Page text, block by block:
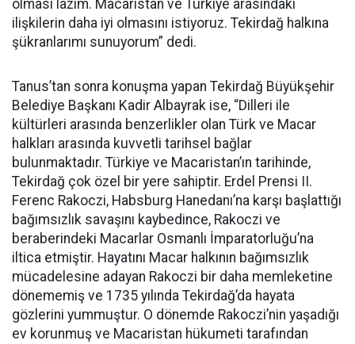
olması lazım. Macaristan ve Türkiye arasındaki
ilişkilerin daha iyi olmasını istiyoruz. Tekirdağ halkına
şükranlarımı sunuyorum” dedi.
Tanus’tan sonra konuşma yapan Tekirdağ Büyükşehir
Belediye Başkanı Kadir Albayrak ise, “Dilleri ile
kültürleri arasında benzerlikler olan Türk ve Macar
halkları arasında kuvvetli tarihsel bağlar
bulunmaktadır. Türkiye ve Macaristan’ın tarihinde,
Tekirdağ çok özel bir yere sahiptir. Erdel Prensi II.
Ferenc Rakoczi, Habsburg Hanedanı’na karşı başlattığı
bağımsızlık savaşını kaybedince, Rakoczi ve
beraberindeki Macarlar Osmanlı İmparatorluğu’na
iltica etmiştir. Hayatını Macar halkının bağımsızlık
mücadelesine adayan Rakoczi bir daha memleketine
dönememiş ve 1735 yılında Tekirdağ’da hayata
gözlerini yummuştur. O dönemde Rakoczi’nin yaşadığı
ev korunmuş ve Macaristan hükumeti tarafından